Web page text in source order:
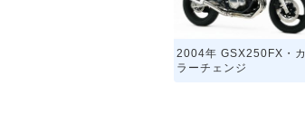
2004年 GSX250FX・カ
ラーチェンジ